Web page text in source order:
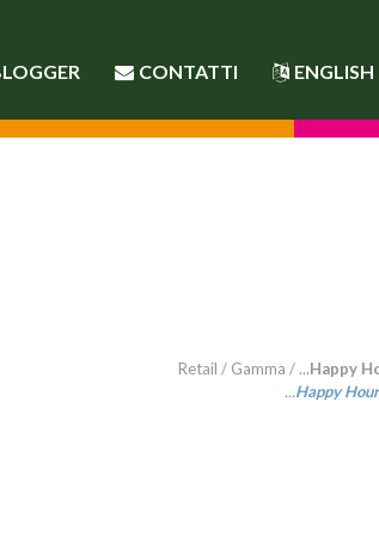
CONTATTI ENGLISH
Retail / Gamma / ...Happy
...Happy Hour